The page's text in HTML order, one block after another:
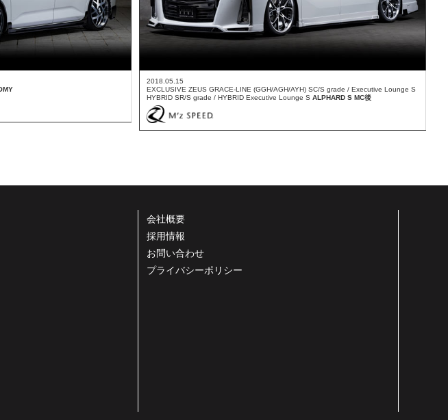
2018.05.15
EXCLUSIVE ZEUS GRACE-LINE (GGH/AGH/AYH) SC/S grade / Executive Lounge S
HYBRID SR/S grade / HYBRID Executive Lounge S ALPHARD S MC後
会社概要
採用情報
お問い合わせ
プライバシーポリシー